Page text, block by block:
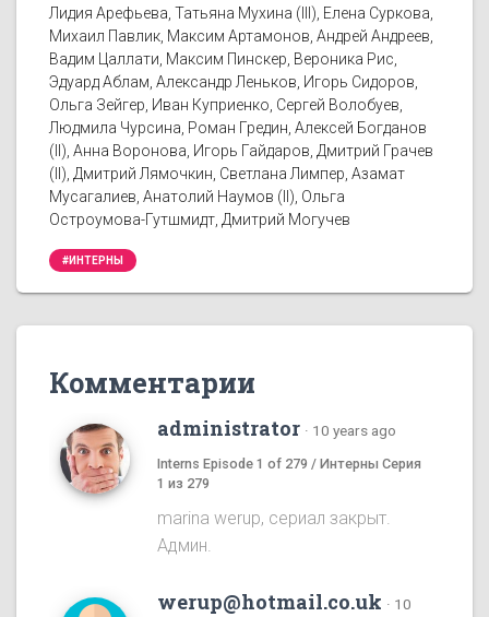
Лидия Арефьева, Татьяна Мухина (III), Елена Суркова,
Михаил Павлик, Максим Артамонов, Андрей Андреев,
Вадим Цаллати, Максим Пинскер, Вероника Рис,
Эдуард Аблам, Александр Леньков, Игорь Сидоров,
Ольга Зейгер, Иван Куприенко, Сергей Волобуев,
Людмила Чурсина, Роман Гредин, Алексей Богданов
(II), Анна Воронова, Игорь Гайдаров, Дмитрий Грачев
(II), Дмитрий Лямочкин, Светлана Лимпер, Азамат
Мусагалиев, Анатолий Наумов (II), Ольга
Остроумова-Гутшмидт, Дмитрий Могучев
#ИНТЕРНЫ
Комментарии
administrator · 10 years ago
Interns Episode 1 of 279 / Интерны Серия
1 из 279
marina werup, сериал закрыт.
Админ.
werup@hotmail.co.uk · 10